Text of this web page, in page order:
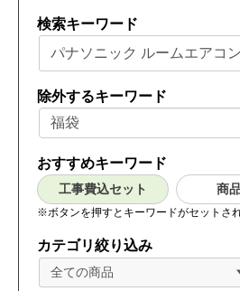
検索キーワード
除外するキーワード
おすすめキーワード
工事費込セット 商
※ボタンを押すとキーワードがセットされ
カテゴリ絞り込み
全ての商品